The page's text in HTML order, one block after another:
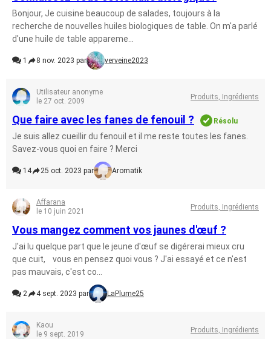
Bonjour, Je cuisine beaucoup de salades, toujours à la
recherche de nouvelles huiles biologiques de table. On m'a parlé
d'une huile de table appareme...
1 8 nov. 2023 par verveine2023
Utilisateur anonyme
le 27 oct. 2009
Produits, Ingrédients
Que faire avec les fanes de fenouil ? Résolu
Je suis allez cueillir du fenouil et il me reste toutes les fanes.
Savez-vous quoi en faire ? Merci
14 25 oct. 2023 par Aromatik
Affarana
le 10 juin 2021
Produits, Ingrédients
Vous mangez comment vos jaunes d'œuf ?
J'ai lu quelque part que le jeune d'œuf se digérerai mieux cru
que cuit, vous en pensez quoi vous ? J'ai essayé et ce n'est
pas mauvais, c'est co...
2 4 sept. 2023 par LaPlume25
Kaou
le 9 sept. 2019
Produits, Ingrédients